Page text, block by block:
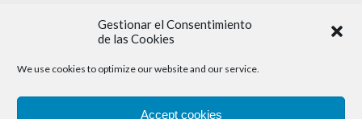
Gestionar el Consentimiento
de las Cookies
We use cookies to optimize our website and our service.
Accept cookies
Con la colaboración de: